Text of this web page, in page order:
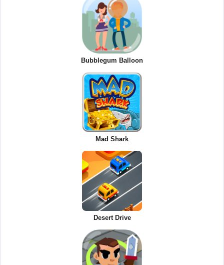
Bubblegum Balloon
Mad Shark
Desert Drive